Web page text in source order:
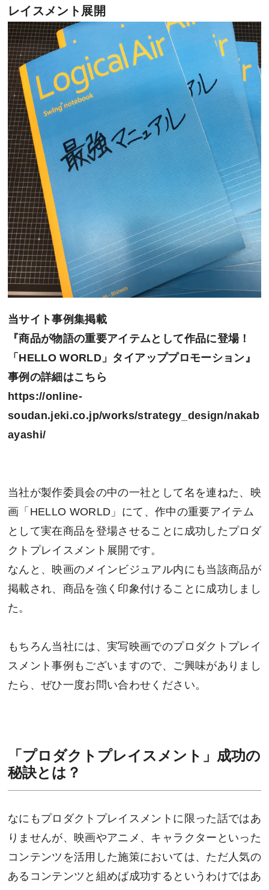
レイスメント展開
当サイト事例集掲載
『商品が物語の重要アイテムとして作品に登場！
「HELLO WORLD」タイアッププロモーション』
事例の詳細はこちら
https://online-
soudan.jeki.co.jp/works/strategy_design/nakab
ayashi/
当社が製作委員会の中の一社として名を連ねた、映
画「HELLO WORLD」にて、作中の重要アイテム
として実在商品を登場させることに成功したプロダ
クトプレイスメント展開です。
なんと、映画のメインビジュアル内にも当該商品が
掲載され、商品を強く印象付けることに成功しまし
た。
もちろん当社には、実写映画でのプロダクトプレイ
スメント事例もございますので、ご興味がありまし
たら、ぜひ一度お問い合わせください。
「プロダクトプレイスメント」成功の
秘訣とは？
なにもプロダクトプレイスメントに限った話ではあ
りませんが、映画やアニメ、キャラクターといった
コンテンツを活用した施策においては、ただ人気の
あるコンテンツと組めば成功するというわけではあ